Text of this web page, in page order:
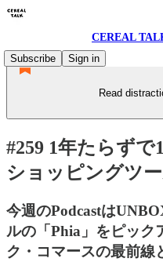
CEREAL
Subscribe
Sign in
Read
#259 1年たらず
ショッピングツ
今週のPodcastは
ルの「Phia」をピック
ク・コマースの最前線